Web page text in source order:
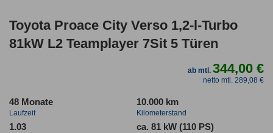
Toyota Proace City Verso 1,2-l-Turbo
81kW L2 Teamplayer 7Sit 5 Türen
ab mtl.344,00 €
netto mtl. 289,08 €
48 Monate
Laufzeit
10.000 km
Kilometerstand
1.03 ca. 81 kW (110 PS)